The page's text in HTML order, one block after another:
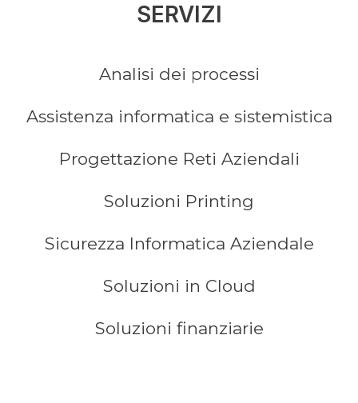
SERVIZI
Analisi dei processi
Assistenza informatica e sistemistica
Progettazione Reti Aziendali
Soluzioni Printing
Sicurezza Informatica Aziendale
Soluzioni in Cloud
Soluzioni finanziarie